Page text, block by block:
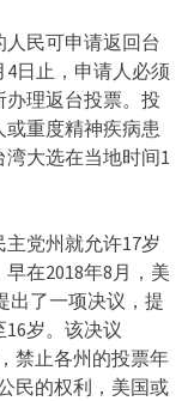
民可申请返回台
日止，申请人必须
理返台投票。投
重度精神疾病患
大选在当地时间1
党州就允许17岁
在2018年8月，美
出了一项决议，提
岁。该决议
禁止各州的投票年
民的权利，美国或